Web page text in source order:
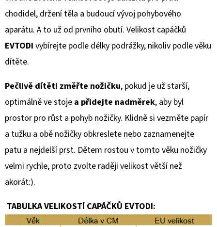
chodidel, držení těla a budoucí vývoj pohybového
aparátu. A to už od prvního obutí. Velikost capáčků
EVTODI vybírejte podle délky podrážky, nikoliv podle věku
dítěte.
Pečlivě dítěti změřte nožičku, pokud je už starší,
optimálně ve stoje a přidejte nadměrek, aby byl
prostor pro růst a pohyb nožičky. Klidně si vezměte papír
a tužku a obě nožičky obkreslete nebo zaznamenejte
patu a nejdelší prst. Dětem rostou v tomto věku nožičky
velmi rychle, proto zvolte raději velikost větší než
akorát:).
TABULKA VELIKOSTÍ CAPÁČKŮ EVTODI: